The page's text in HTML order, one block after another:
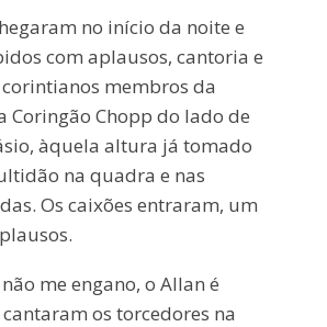
no início da noite e
com aplausos, cantoria e
membros da
Coringão Chopp do lado de
àquela altura já tomado
na quadra e nas
Os caixões entraram, um
me engano, o Allan é
os torcedores na